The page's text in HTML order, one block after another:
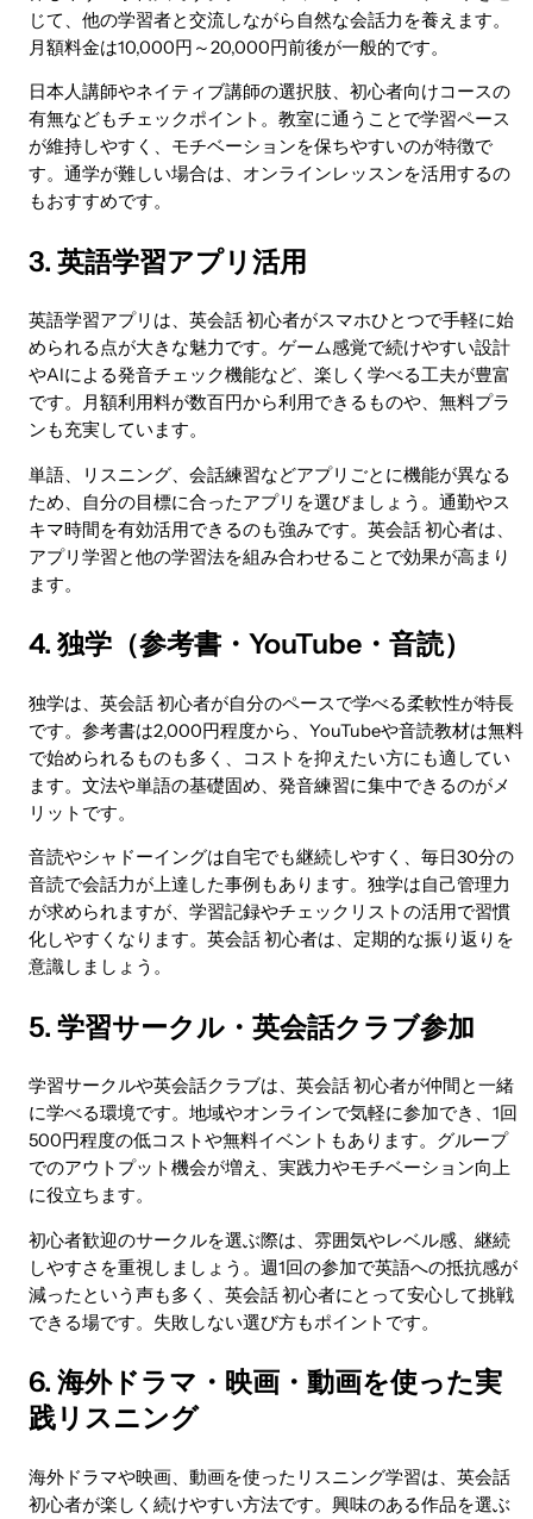
じて、他の学習者と交流しながら自然な会話力を養えます。
月額料金は10,000円～20,000円前後が一般的です。
日本人講師やネイティブ講師の選択肢、初心者向けコースの
有無などもチェックポイント。教室に通うことで学習ペース
が維持しやすく、モチベーションを保ちやすいのが特徴で
す。通学が難しい場合は、オンラインレッスンを活用するの
もおすすめです。
3. 英語学習アプリ活用
英語学習アプリは、英会話 初心者がスマホひとつで手軽に始
められる点が大きな魅力です。ゲーム感覚で続けやすい設計
やAIによる発音チェック機能など、楽しく学べる工夫が豊富
です。月額利用料が数百円から利用できるものや、無料プラ
ンも充実しています。
単語、リスニング、会話練習などアプリごとに機能が異なる
ため、自分の目標に合ったアプリを選びましょう。通勤やス
キマ時間を有効活用できるのも強みです。英会話 初心者は、
アプリ学習と他の学習法を組み合わせることで効果が高まり
ます。
4. 独学（参考書・YouTube・音読）
独学は、英会話 初心者が自分のペースで学べる柔軟性が特長
です。参考書は2,000円程度から、YouTubeや音読教材は無料
で始められるものも多く、コストを抑えたい方にも適してい
ます。文法や単語の基礎固め、発音練習に集中できるのがメ
リットです。
音読やシャドーイングは自宅でも継続しやすく、毎日30分の
音読で会話力が上達した事例もあります。独学は自己管理力
が求められますが、学習記録やチェックリストの活用で習慣
化しやすくなります。英会話 初心者は、定期的な振り返りを
意識しましょう。
5. 学習サークル・英会話クラブ参加
学習サークルや英会話クラブは、英会話 初心者が仲間と一緒
に学べる環境です。地域やオンラインで気軽に参加でき、1回
500円程度の低コストや無料イベントもあります。グループ
でのアウトプット機会が増え、実践力やモチベーション向上
に役立ちます。
初心者歓迎のサークルを選ぶ際は、雰囲気やレベル感、継続
しやすさを重視しましょう。週1回の参加で英語への抵抗感が
減ったという声も多く、英会話 初心者にとって安心して挑戦
できる場です。失敗しない選び方もポイントです。
6. 海外ドラマ・映画・動画を使った実
践リスニング
海外ドラマや映画、動画を使ったリスニング学習は、英会話
初心者が楽しく続けやすい方法です。興味のある作品を選ぶ